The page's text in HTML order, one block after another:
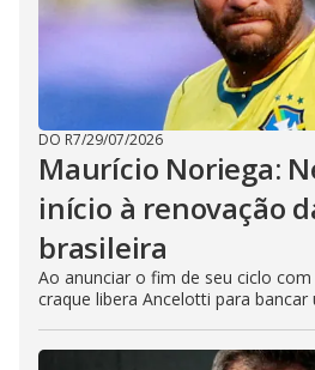
DO R7/29/07/2026
Maurício Noriega:
início à renovação
brasileira
Ao anunciar o fim de seu ciclo
craque libera Ancelotti para